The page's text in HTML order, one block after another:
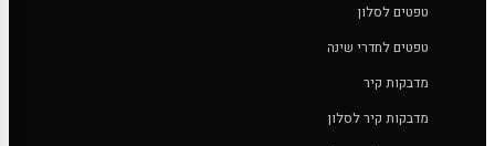
טפטים לסלון
טפטים לחדרי שינה
מדבקות קיר
מדבקות קיר לסלון